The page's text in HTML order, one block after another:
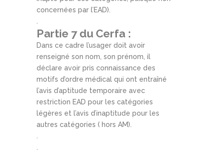
concernées par l’EAD).
.
Partie 7 du Cerfa :
Dans ce cadre l’usager doit avoir
renseigné son nom, son prénom, il
déclare avoir pris connaissance des
motifs d’ordre médical qui ont entraîné
l’avis d’aptitude temporaire avec
restriction EAD pour les catégories
légères et l’avis d’inaptitude pour les
autres catégories ( hors AM).
.
.